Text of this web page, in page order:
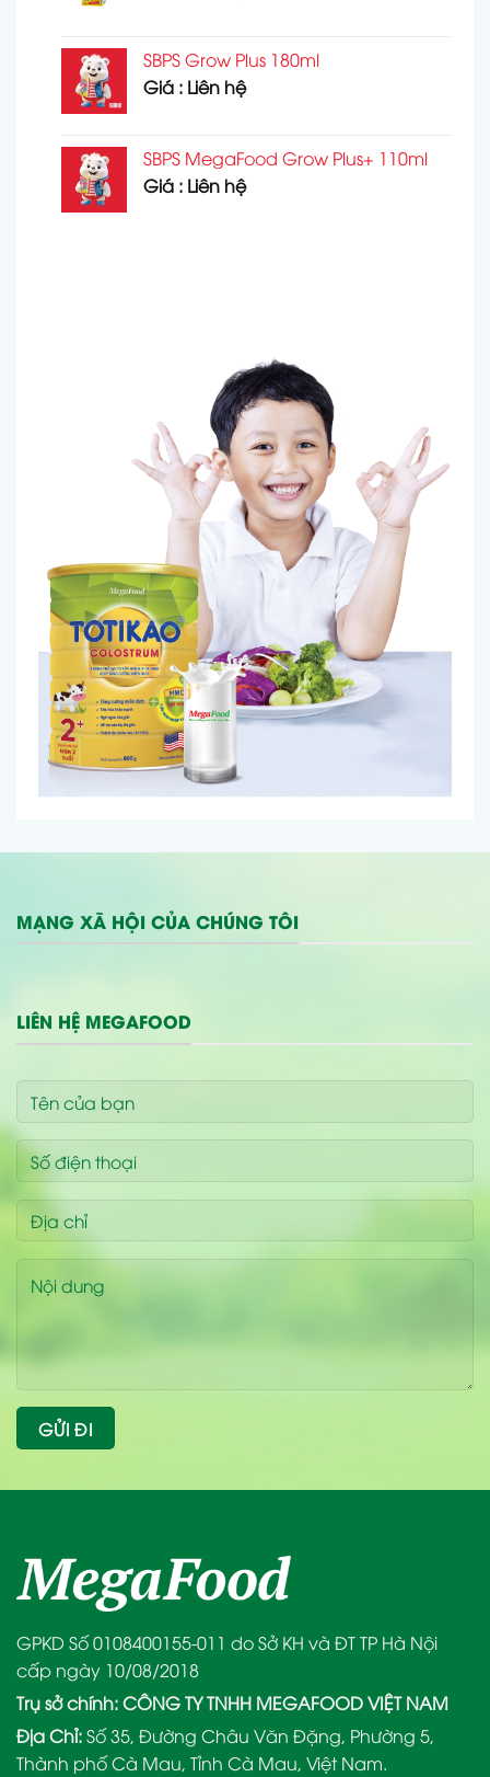
SBPS Grow Plus 180ml
Giá : Liên hệ
SBPS MegaFood Grow Plus+ 110ml
Giá : Liên hệ
MẠNG XÃ HỘI CỦA CHÚNG TÔI
LIÊN HỆ MEGAFOOD
GPKD Số 0108400155-011 do Sở KH và ĐT TP Hà Nội
cấp ngày 10/08/2018
Trụ sở chính: CÔNG TY TNHH MEGAFOOD VIỆT NAM
Địa Chỉ:Số 35, Đường Châu Văn Đặng, Phường 5,
Thành phố Cà Mau, Tỉnh Cà Mau, Việt Nam.